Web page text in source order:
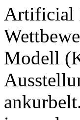
Artificial
Modell